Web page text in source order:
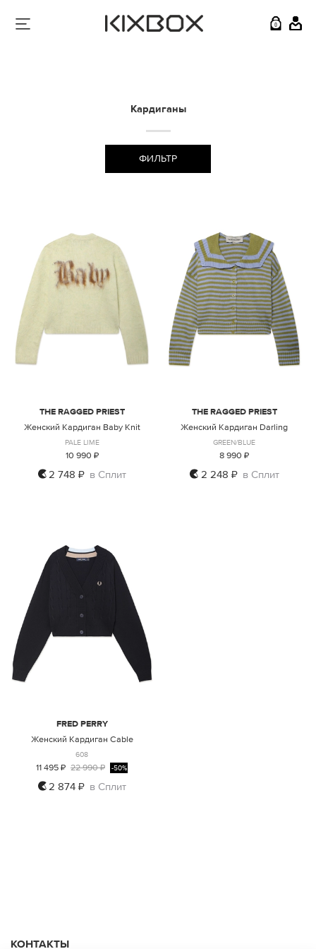
0
Кардиганы
ФИЛЬТР
XS S M
THE RAGGED PRIEST
Женский Кардиган Baby Knit
PALE LIME
10 990 ₽
2 748 ₽ в Сплит XS M
THE RAGGED PRIEST
Женский Кардиган Darling
GREEN/BLUE
8 990 ₽
2 248 ₽ в Сплит
6
FRED PERRY
Женский Кардиган Cable
608
11 495 ₽ 22 990 ₽ -50%
2 874 ₽ в Сплит
КОНТАКТЫ